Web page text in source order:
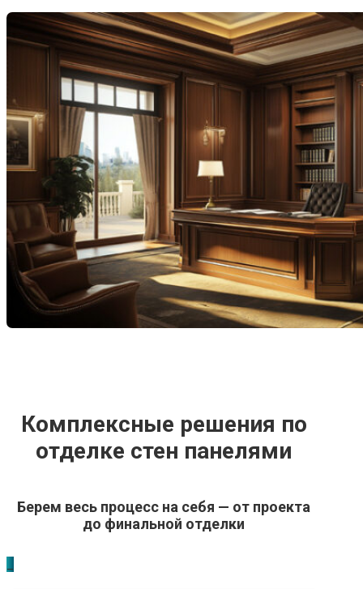
Комплексные решения по
отделке стен панелями
Берем весь процесс на себя — от проекта
до финальной отделки